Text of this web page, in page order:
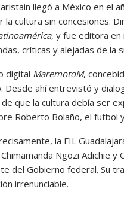
llegó a México en el
la cultura sin concesiones.
, y fue editora en
críticas y alejadas de la
digital MaremotoM,
Desde ahí entrevistó y
que la cultura debía ser
Roberto Bolaño, el futbol
la FIL
Ngozi Adichie
del Gobierno federal. Su
irrenunciable.